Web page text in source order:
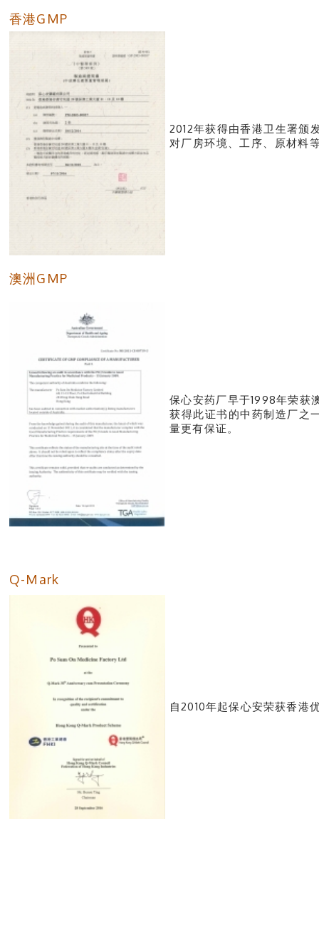
香港GMP
2012年获得由香港卫生署颁
对厂房环境、工序、原
澳洲GMP
保心安药厂早于1998年荣获
获得此证书的中药制造厂之
量更有保证。
Q-Mark
自2010年起保心安荣获香港